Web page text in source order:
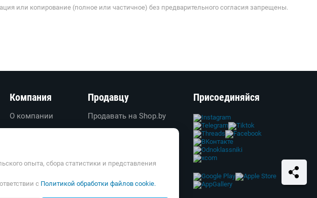
или копирование (полное или частичное) без предварительного согласия запрещены.
Компания
О компании
О проекте
Обратная связь
Продавцу
Продавать на Shop.by
Создать свой магазин
Реклама
Присоединяйся
опыта, сбора статистики и представления
с Политикой обработки файлов cookie.